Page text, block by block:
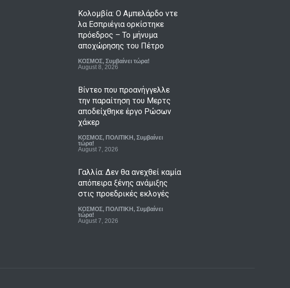
Κολομβία: Ο Αμπελάρδο ντε
λα Εσπριέγια ορκίστηκε
πρόεδρος – Το μήνυμα
αποχώρησης του Πέτρο
ΚΟΣΜΟΣ, Συμβαίνει τώρα!
August 8, 2026
Βίντεο που προανήγγελλε
την παραίτηση του Μερτς
αποδείχθηκε έργο Ρώσων
χάκερ
ΚΟΣΜΟΣ, ΠΟΛΙΤΙΚΗ , Συμβαίνει
τώρα!
August 7, 2026
Γαλλία: Δεν θα ανεχθεί καμία
απόπειρα ξένης ανάμιξης
στις προεδρικές εκλογές
ΚΟΣΜΟΣ, ΠΟΛΙΤΙΚΗ , Συμβαίνει
τώρα!
August 7, 2026